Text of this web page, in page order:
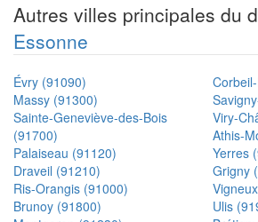
Autres villes principales du
Essonne
Évry (91090)
Massy (91300)
Sainte-Geneviève-des-Bois
(91700)
Viry-
Athis-
Palaiseau (91120)
Yerres
Draveil (91210)
Grigny
Ris-Orangis (91000)
Brunoy (91800)
Ulis